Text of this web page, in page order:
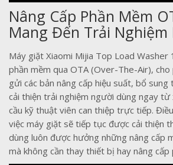
Nâng Cấp Phần Mềm
Mang Đến Trải
Máy giặt Xiaomi Mijia Top Load
phần mềm qua OTA (Over-The-Air),
gửi các bản nâng cấp hiệu suất, bổ sung
cải thiện trải nghiệm người dùng ngay từ
cầu kỹ thuật viên can thiệp trực tiếp.
việc máy giặt sẽ tiếp tục được cải thiện
dùng luôn được hưởng những nâng cấp
mà không cần thay thiết bị hay nâng cấp